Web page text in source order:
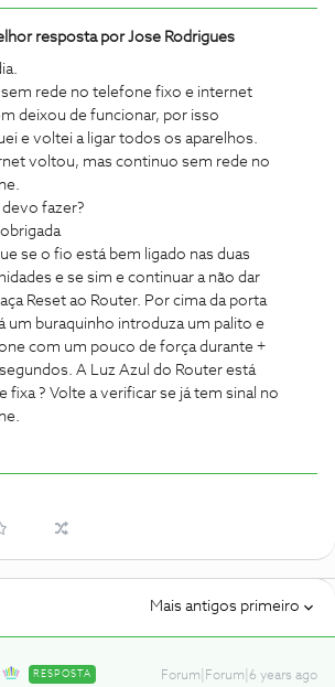
resposta porJose Rodrigues
sem rede no telefone fixo e internet
deixou de funcionar, por isso
e voltei a ligar todos os aparelhos.
voltou, mas continuo sem rede no
fazer?
se o fio está bem ligado nas duas
e se sim e continuar a não dar
Reset ao Router. Por cima da porta
um buraquinho introduza um palito e
com um pouco de força durante +
A Luz Azul do Router está
fixa ? Volte a verificar se já tem sinal no
Mais antigos primeiro
RESPOSTA Forum|Forum|6 years ago